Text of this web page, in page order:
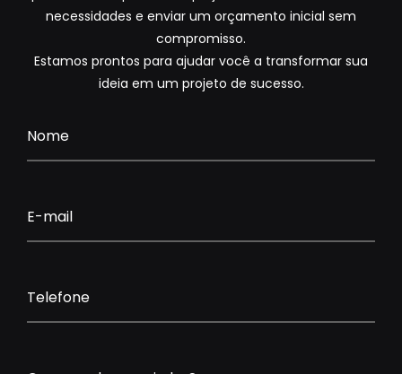
necessidades e enviar um orçamento inicial sem
compromisso.
Estamos prontos para ajudar você a transformar sua
ideia em um projeto de sucesso.
Nome
E-mail
Telefone